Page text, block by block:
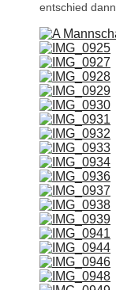
entschied